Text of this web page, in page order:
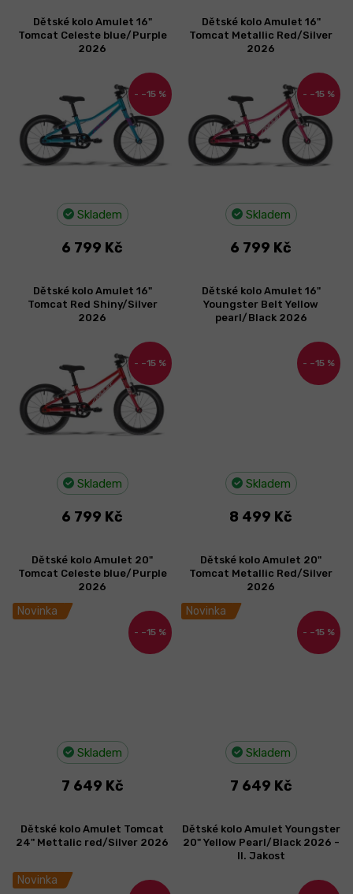
–15 %
Dětské kolo Amulet 16"
Tomcat Celeste blue/Purple
2026
Skladem
6 799 Kč
–15 %
Dětské kolo Amulet 16"
Tomcat Metallic Red/Silver
2026
Skladem
6 799 Kč
–15 %
Dětské kolo Amulet 16"
Tomcat Red Shiny/Silver
2026
Skladem
6 799 Kč
–15 %
Dětské kolo Amulet 16"
Youngster Belt Yellow
pearl/Black 2026
Skladem
8 499 Kč
Novinka
–15 %
Dětské kolo Amulet 20"
Tomcat Celeste blue/Purple
2026
Skladem
7 649 Kč
Novinka
–15 %
Dětské kolo Amulet 20"
Tomcat Metallic Red/Silver
2026
Skladem
7 649 Kč
Novinka
Dětské kolo Amulet Tomcat
24" Mettalic red/Silver 2026
Dětské kolo Amulet Youngster
20" Yellow Pearl/Black 2026 -
II. Jakost